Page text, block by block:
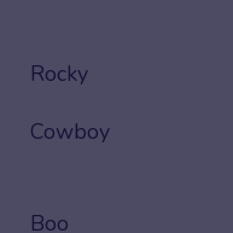
Rocky
Cowboy
Boo